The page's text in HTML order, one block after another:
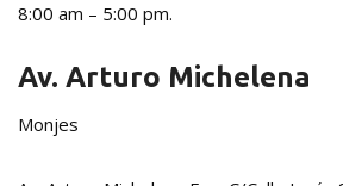
8:00 am – 5:00 pm.
Av. Arturo Michelena
Monjes